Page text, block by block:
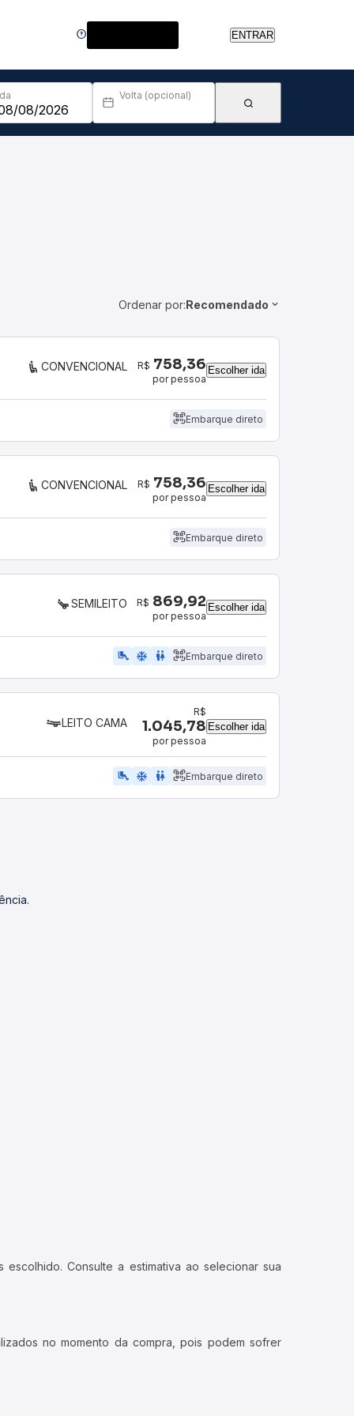
ENTRAR
Volta (opcional)
Ordenar por:Recomendado
CONVENCIONAL R$ 758,36
por pessoa
Escolher ida
Embarque direto
CONVENCIONAL R$ 758,36
por pessoa
Escolher ida
Embarque direto
SEMILEITO R$ 869,92
por pessoa
Escolher ida
airline_seat_legroom_extra ac_unit WC Embarque direto
LEITO CAMA
R$
1.045,78
por pessoa
Escolher ida
airline_seat_legroom_extra ac_unit wc Embarque direto
Consulte a estimativa ao selecionar sua
no momento da compra, pois podem sofrer